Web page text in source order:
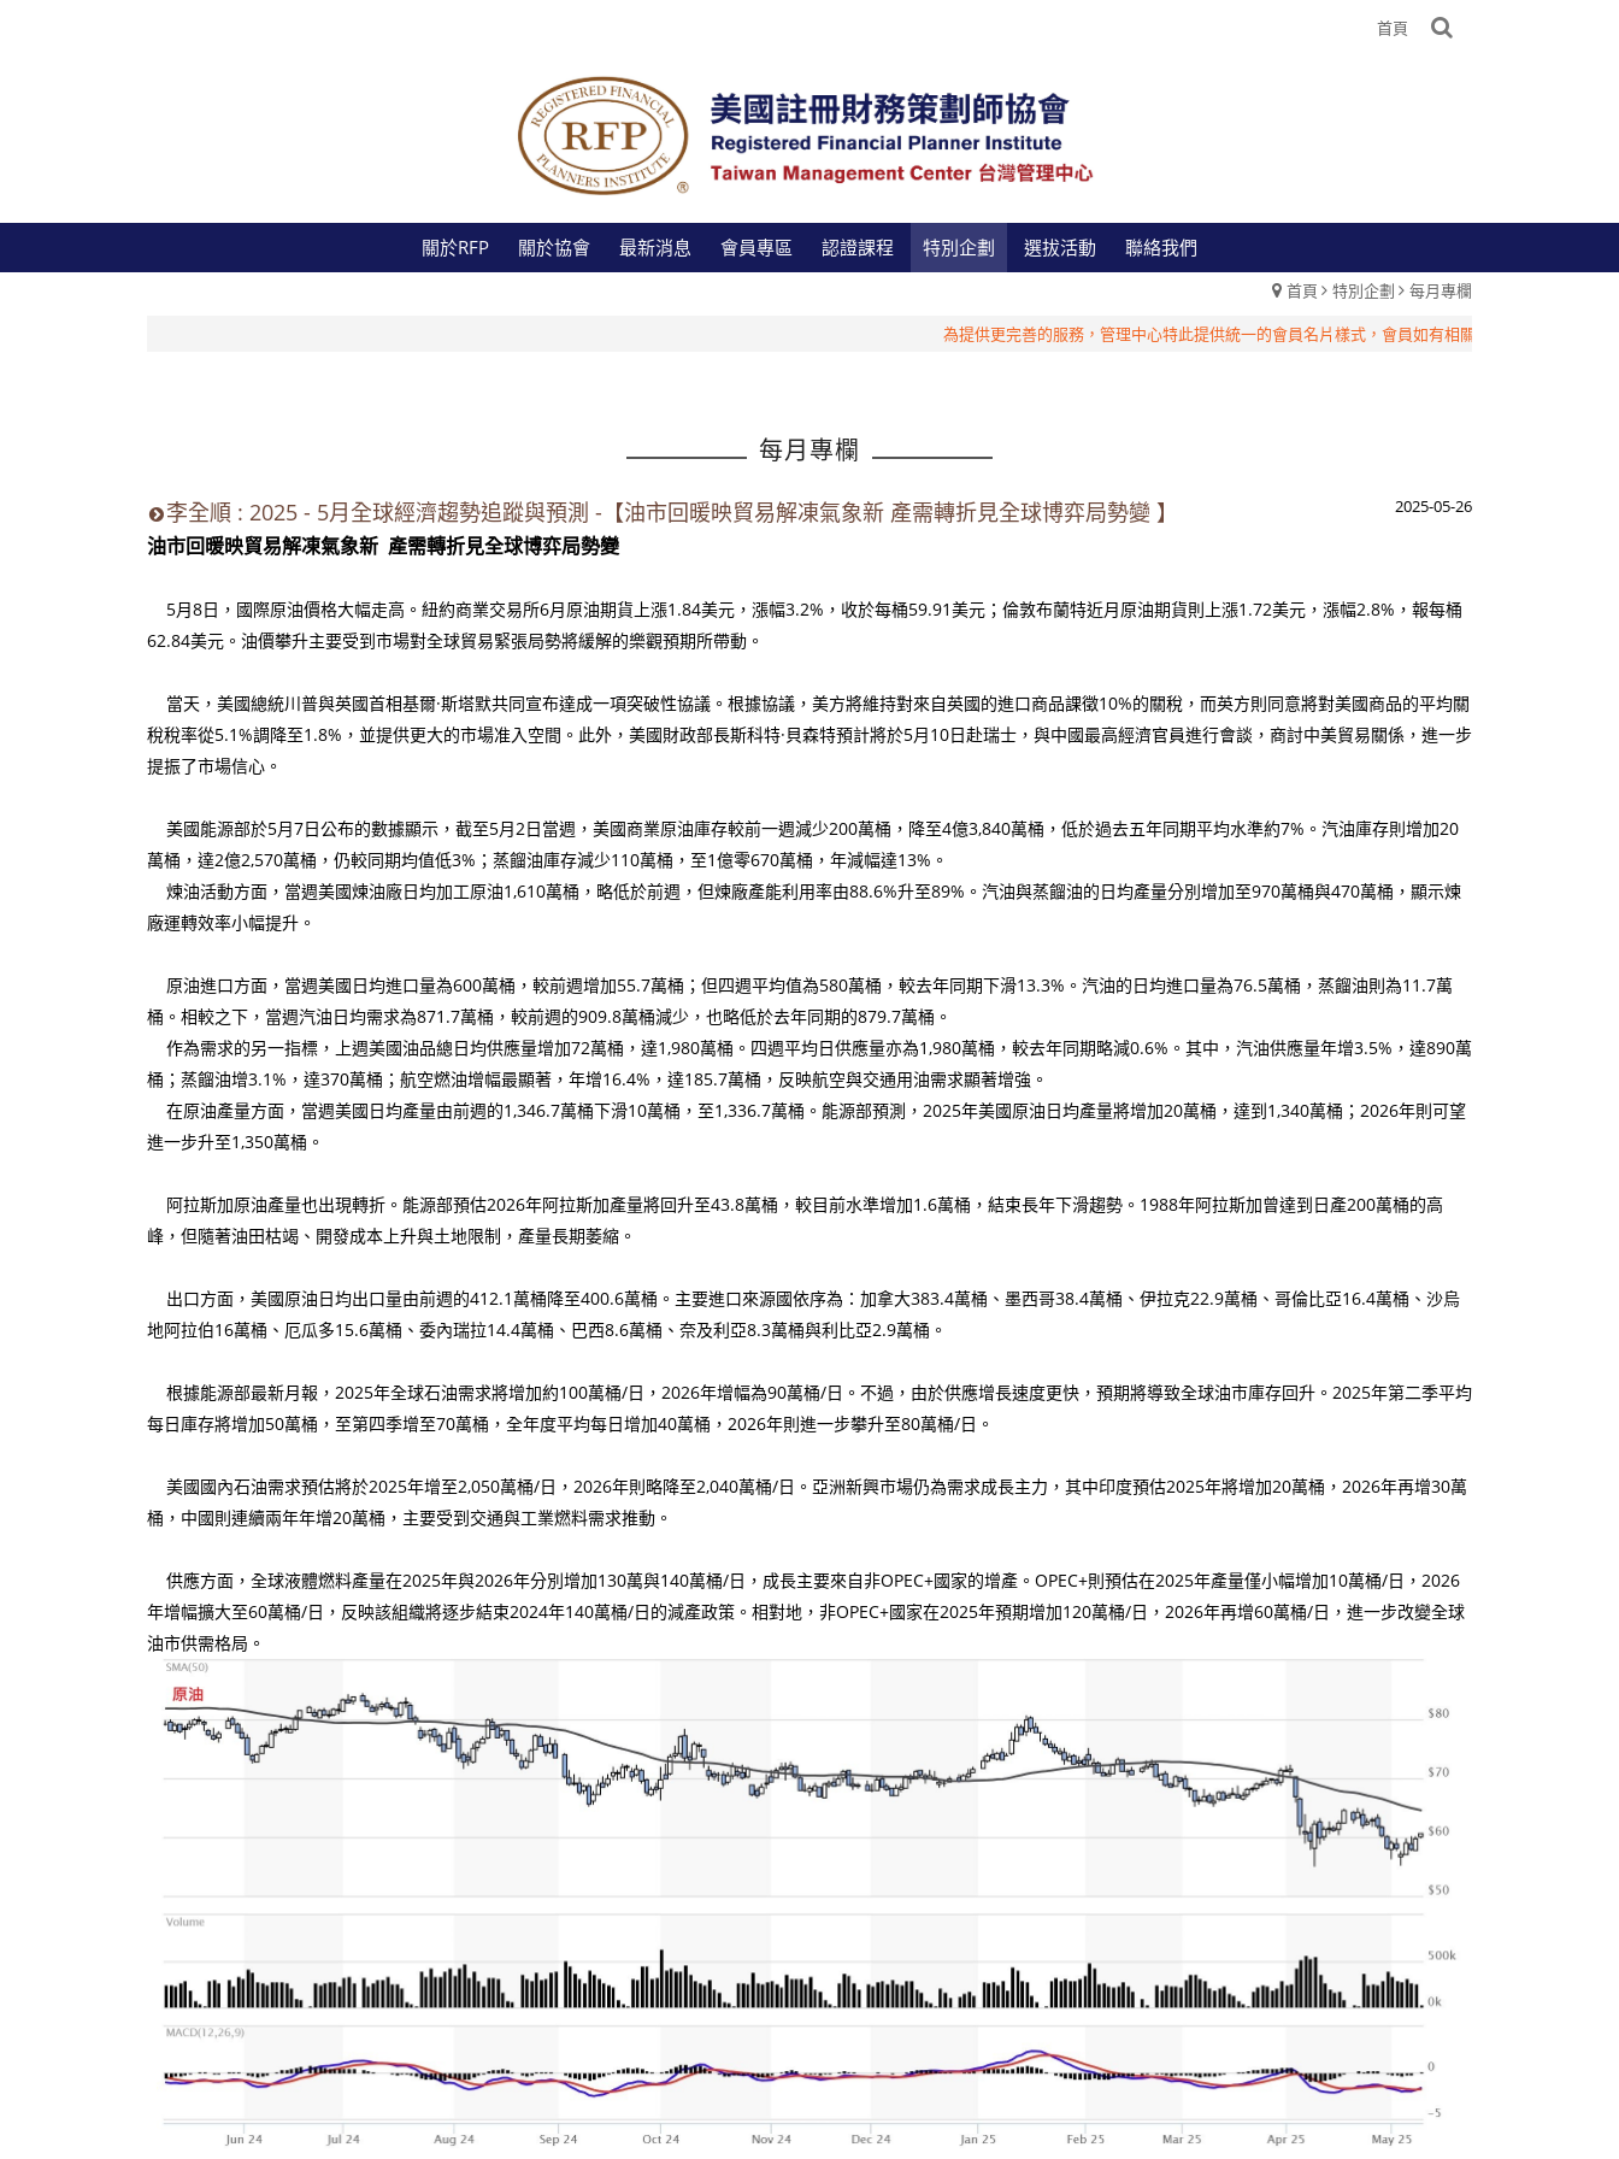
首頁
關於RFP 關於協會 最新消息 會員專區 認證課程 特別企劃 選拔活動 聯絡我們
首頁 特別企劃
每月專欄
為提供更完善的服務，管理中心特此提供統一的會員名片樣式，會員如有相關需求，請洽台灣管理中心！
每月專欄
2025-05-26
李全順 : 2025 - 5月全球經濟趨勢追蹤與預測 -【油市回暖映貿易解凍氣象新 產需轉折見全球博弈局勢變 】
油市回暖映貿易解凍氣象新 產需轉折見全球博弈局勢變
5月8日，國際原油價格大幅走高。紐約商業交易所6月原油期貨上漲1.84美元，漲幅3.2%，收於每桶59.91美元；倫敦布蘭特近月原油期貨則上漲1.72美元，漲幅2.8%，報每桶
62.84美元。油價攀升主要受到市場對全球貿易緊張局勢將緩解的樂觀預期所帶動。
當天，美國總統川普與英國首相基爾·斯塔默共同宣布達成一項突破性協議。根據協議，美方將維持對來自英國的進口商品課徵10%的關稅，而英方則同意將對美國商品的平均關
稅稅率從5.1%調降至1.8%，並提供更大的市場准入空間。此外，美國財政部長斯科特·貝森特預計將於5月10日赴瑞士，與中國最高經濟官員進行會談，商討中美貿易關係，進一步
提振了市場信心。
美國能源部於5月7日公布的數據顯示，截至5月2日當週，美國商業原油庫存較前一週減少200萬桶，降至4億3,840萬桶，低於過去五年同期平均水準約7%。汽油庫存則增加20
萬桶，達2億2,570萬桶，仍較同期均值低3%；蒸餾油庫存減少110萬桶，至1億零670萬桶，年減幅達13%。
煉油活動方面，當週美國煉油廠日均加工原油1,610萬桶，略低於前週，但煉廠產能利用率由88.6%升至89%。汽油與蒸餾油的日均產量分別增加至970萬桶與470萬桶，顯示煉
廠運轉效率小幅提升。
原油進口方面，當週美國日均進口量為600萬桶，較前週增加55.7萬桶；但四週平均值為580萬桶，較去年同期下滑13.3%。汽油的日均進口量為76.5萬桶，蒸餾油則為11.7萬
桶。相較之下，當週汽油日均需求為871.7萬桶，較前週的909.8萬桶減少，也略低於去年同期的879.7萬桶。
作為需求的另一指標，上週美國油品總日均供應量增加72萬桶，達1,980萬桶。四週平均日供應量亦為1,980萬桶，較去年同期略減0.6%。其中，汽油供應量年增3.5%，達890萬
桶；蒸餾油增3.1%，達370萬桶；航空燃油增幅最顯著，年增16.4%，達185.7萬桶，反映航空與交通用油需求顯著增強。
在原油產量方面，當週美國日均產量由前週的1,346.7萬桶下滑10萬桶，至1,336.7萬桶。能源部預測，2025年美國原油日均產量將增加20萬桶，達到1,340萬桶；2026年則可望
進一步升至1,350萬桶。
阿拉斯加原油產量也出現轉折。能源部預估2026年阿拉斯加產量將回升至43.8萬桶，較目前水準增加1.6萬桶，結束長年下滑趨勢。1988年阿拉斯加曾達到日產200萬桶的高
峰，但隨著油田枯竭、開發成本上升與土地限制，產量長期萎縮。
出口方面，美國原油日均出口量由前週的412.1萬桶降至400.6萬桶。主要進口來源國依序為：加拿大383.4萬桶、墨西哥38.4萬桶、伊拉克22.9萬桶、哥倫比亞16.4萬桶、沙烏
地阿拉伯16萬桶、厄瓜多15.6萬桶、委內瑞拉14.4萬桶、巴西8.6萬桶、奈及利亞8.3萬桶與利比亞2.9萬桶。
根據能源部最新月報，2025年全球石油需求將增加約100萬桶/日，2026年增幅為90萬桶/日。不過，由於供應增長速度更快，預期將導致全球油市庫存回升。2025年第二季平均
每日庫存將增加50萬桶，至第四季增至70萬桶，全年度平均每日增加40萬桶，2026年則進一步攀升至80萬桶/日。
美國國內石油需求預估將於2025年增至2,050萬桶/日，2026年則略降至2,040萬桶/日。亞洲新興市場仍為需求成長主力，其中印度預估2025年將增加20萬桶，2026年再增30萬
桶，中國則連續兩年年增20萬桶，主要受到交通與工業燃料需求推動。
供應方面，全球液體燃料產量在2025年與2026年分別增加130萬與140萬桶/日，成長主要來自非OPEC+國家的增產。OPEC+則預估在2025年產量僅小幅增加10萬桶/日，2026
年增幅擴大至60萬桶/日，反映該組織將逐步結束2024年140萬桶/日的減產政策。相對地，非OPEC+國家在2025年預期增加120萬桶/日，2026年再增60萬桶/日，進一步改變全球
油市供需格局。